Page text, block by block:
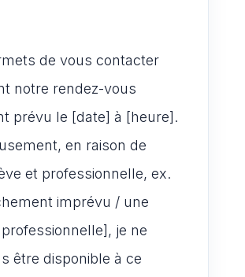
de vous contacter
notre rendez-vous
prévu le [date] à [heure].
en raison de
et professionnelle, ex.
imprévu / une
je ne
être disponible à ce